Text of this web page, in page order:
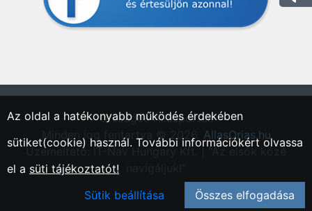
"Országos Állásportál."
Minden jog fentartva © 2026. AllasOrias.hu
Üzemeltető: IT-Nav Hungary Kft. | "Az elsők közé
Az oldal a hatékonyabb működés érdekében
sütiket(cookie) használ. További információkért olvassa
el a süti tájékoztatót!
Sütik beállítása
Összes elfogadása